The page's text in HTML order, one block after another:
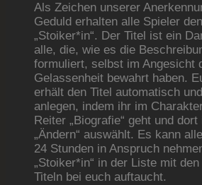
Als Zeichen unserer
Geduld erhalten alle Spieler
„Stoiker*in“. Der Titel ist ein
alle, die, wie es die
formuliert, selbst im Angesicht
Gelassenheit bewahrt haben.
erhält den Titel automatisch
anlegen, indem ihr im
Reiter „Biografie“ geht und
„Ändern“ auswählt. Es kann
24 Stunden in Anspruch
„Stoiker*in“ in der Liste mit
Titeln bei euch auftaucht.